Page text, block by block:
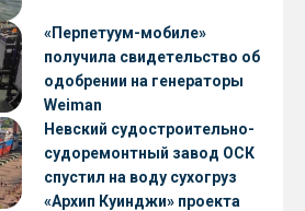
«Перпетуум-мобиле»
получила свидетельство об
одобрении на генераторы
Weiman
Невский судостроительно-
судоремонтный завод ОСК
спустил на воду сухогруз
«Архип Куинджи» проекта